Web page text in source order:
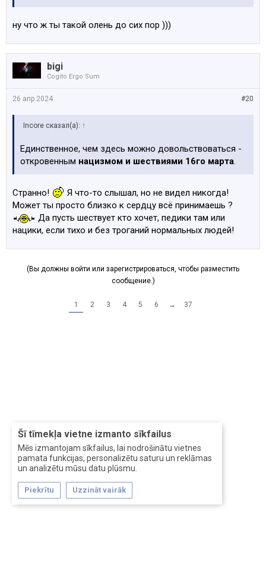
Šī tīmekļa vietne izmanto sīkfailus
Mēs izmantojam sīkfailus, lai nodrošinātu vietnes
pamata funkcijas, personalizētu saturu un reklāmas
un analizētu mūsu datu plūsmu.
Piekrītu Uzzināt vairāk
ну что ж ты такой олень до сих пор )))
bigi
Cogito Ergo Sum
#20
26 апр 2024
Incore сказал(а): ↑
Единственное, чем здесь можно довольствоваться -
откровенным нацизмом и шествиями 16го марта.
Странно!
Я что-то слышал, но не видел никогда!
Может ты просто близко к сердцу всё принимаешь ?
Да пусть шествует кто хочет, педики там или
нацики, если тихо и без троганий нормальных людей!
(Вы должны войти или зарегистрироваться, чтобы разместить
сообщение.)
1 2 3 4 5 6 → 37